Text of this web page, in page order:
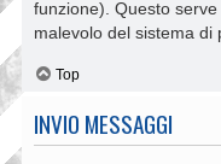
funzione). Questo
malevolo del sistema di
Top
INVIO MESSAGGI